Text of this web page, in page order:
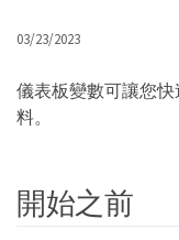
03/23/2023
儀表板變數可讓您
料。
開始之前